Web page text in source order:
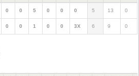
0 0 5 0 0 0 5 13 0
0 0 1 0 0 3X 6 9 0